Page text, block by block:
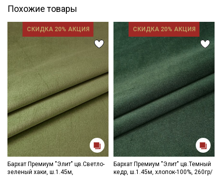
Похожие товары
СКИДКА 20% АКЦИЯ
Бархат Премиум "Элит" цв.Светло-
зеленый хаки, ш.1.45м,
СКИДКА 20% АКЦИЯ
Бархат Премиум "Элит" цв.Темный
кедр, ш.1.45м, хлопок-100%, 260гр/